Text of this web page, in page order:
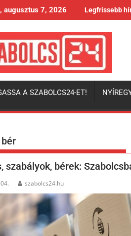
augusztus 7, 2026 Legfrissebb
A SZABOLCS24-ET!
bér
szabályok, bérek:
szabolcs24.hu